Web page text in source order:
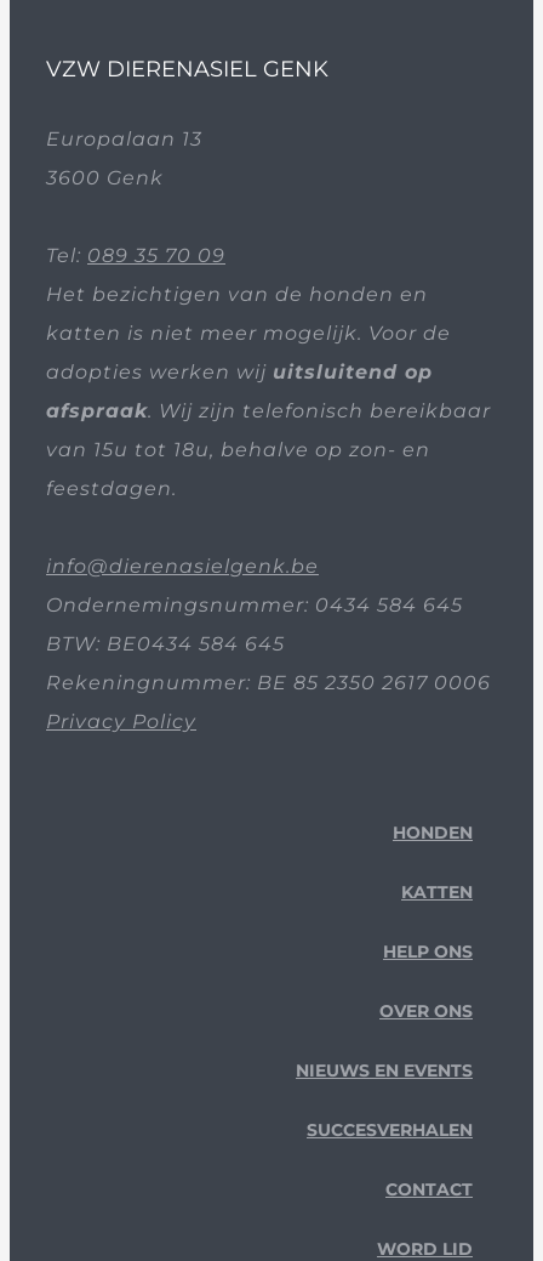
VZW DIERENASIEL GENK
Europalaan 13
3600 Genk
Tel: 089 35 70 09
Het bezichtigen van de honden en
katten is niet meer mogelijk. Voor de
adopties werken wij uitsluitend op
afspraak. Wij zijn telefonisch bereikbaar
van 15u tot 18u, behalve op zon- en
feestdagen.
info@dierenasielgenk.be
Ondernemingsnummer: 0434 584 645
BTW: BE0434 584 645
Rekeningnummer: BE 85 2350 2617 0006
Privacy Policy
HONDEN
KATTEN
HELP ONS
OVER ONS
NIEUWS EN EVENTS
SUCCESVERHALEN
CONTACT
WORD LID